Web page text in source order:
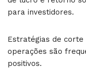
para investidores.
Estratégias de corte
operações são
positivos.